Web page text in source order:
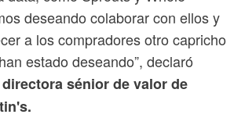
deseando colaborar con ellos y
a los compradores otro capricho
estado deseando”, declaró
sénior de valor de